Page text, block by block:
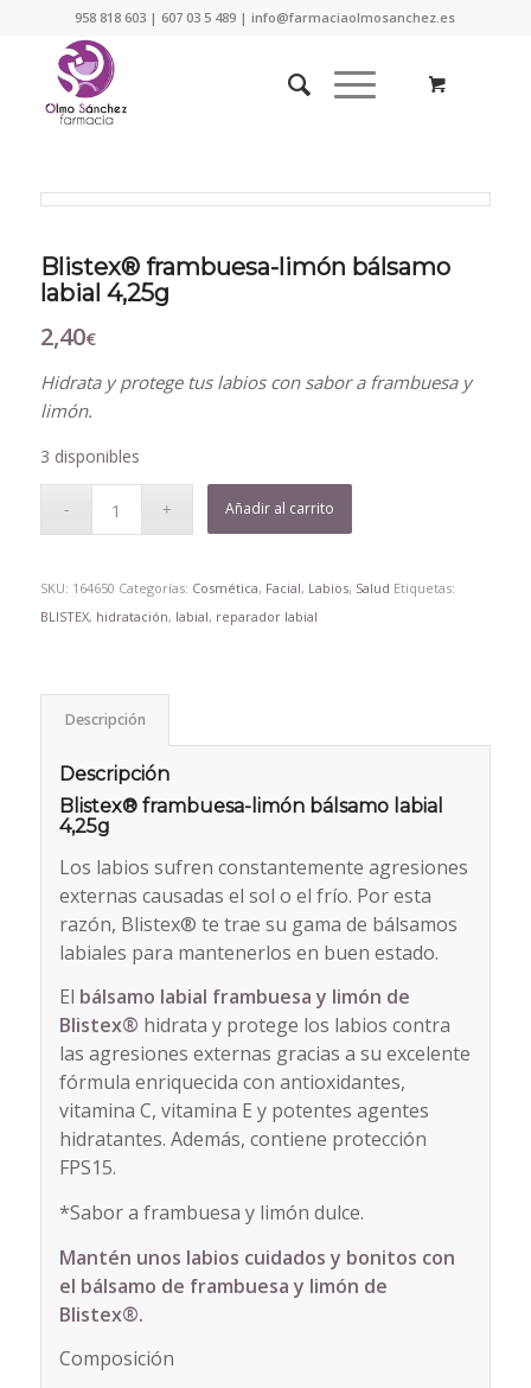
958 818 603 | 607 03 5 489 | info@farmaciaolmosanchez.es
Blistex® frambuesa-limón bálsamo
labial 4,25g
2,40€
Hidrata y protege tus labios con sabor a frambuesa y
limón.
3 disponibles
Añadir al carrito
SKU: 164650 Categorías: Cosmética, Facial, Labios, Salud Etiquetas:
BLISTEX, hidratación, labial, reparador labial
Descripción
Descripción
Blistex® frambuesa-limón bálsamo labial
4,25g
Los labios sufren constantemente agresiones
externas causadas el sol o el frío. Por esta
razón, Blistex® te trae su gama de bálsamos
labiales para mantenerlos en buen estado.
El bálsamo labial frambuesa y limón de
Blistex® hidrata y protege los labios contra
las agresiones externas gracias a su excelente
fórmula enriquecida con antioxidantes,
vitamina C, vitamina E y potentes agentes
hidratantes. Además, contiene protección
FPS15.
*Sabor a frambuesa y limón dulce.
Mantén unos labios cuidados y bonitos con
el bálsamo de frambuesa y limón de
Blistex®.
Composición